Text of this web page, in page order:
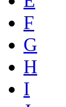
F
G
H
I